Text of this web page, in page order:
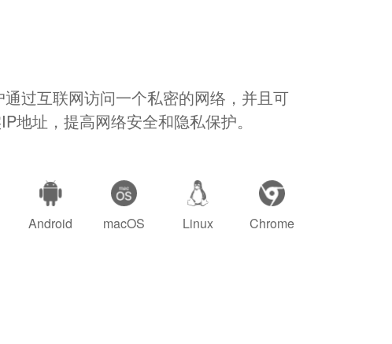
过互联网访问一个私密的网络，并且可
地址，提高网络安全和隐私保护。
Android macOS Linux Chrome